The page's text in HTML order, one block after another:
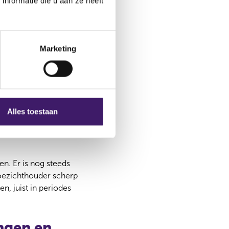
Marketing
Alles toestaan
verder kijken dan
toegenomen
in belangrijke
onder toezicht van
Er is nog steeds
scherp
juist in periodes